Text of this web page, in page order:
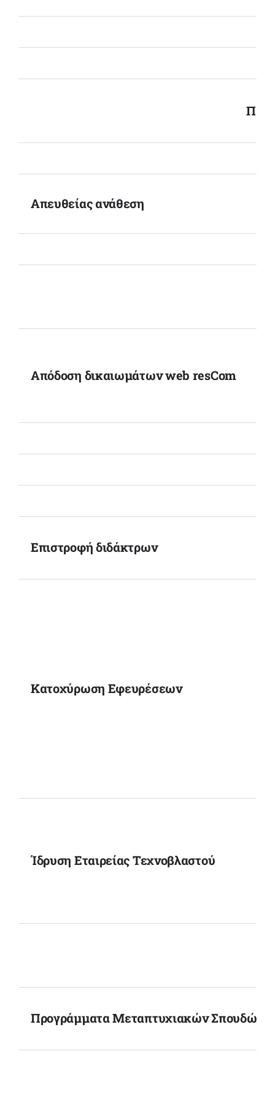
Απευθείας ανάθεση
Απόδοση δικαιωμάτων web resCom
Επιστροφή διδάκτρων
Κατοχύρωση Εφευρέσεων
Ίδρυση Εταιρείας Τεχνοβλαστού
Προγράμματα Μεταπτυχιακών Σπουδών